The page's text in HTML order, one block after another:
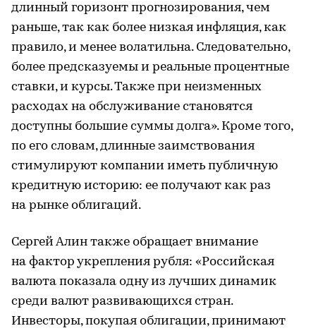
длинный горизонт прогнозирования, чем
раньше, так как более низкая инфляция, как
правило, и менее волатильна. Следовательно,
более предсказуемы и реальные процентные
ставки, и курсы. Также при неизменных
расходах на обслуживание становятся
доступны большие суммы долга». Кроме того,
по его словам, длинные заимствования
стимулируют компании иметь публичную
кредитную историю: ее получают как раз
на рынке облигаций.
Сергей Алин также обращает внимание
на фактор укрепления рубля: «Российская
валюта показала одну из лучших динамик
среди валют развивающихся стран.
Инвесторы, покупая облигации, принимают